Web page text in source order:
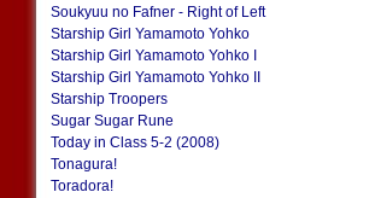
Soukyuu no Fafner - Right of Left
Starship Girl Yamamoto Yohko
Starship Girl Yamamoto Yohko I
Starship Girl Yamamoto Yohko II
Starship Troopers
Sugar Sugar Rune
Today in Class 5-2 (2008)
Tonagura!
Toradora!